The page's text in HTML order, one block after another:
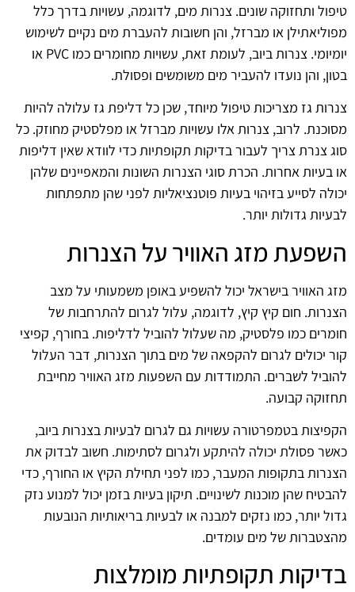
טיפול ותחזוקה שונים. צנרות מים, לדוגמה, עשויות בדרך כלל
מפוליאתילן או מברזל, והן חשובות להעברת מים נקיים לשימוש
יומיומי. צנרות ביוב, לעומת זאת, עשויות מחומרים כמו PVC או
בטון, והן נועדו להעביר מים משומשים ופסולת.
צנרות גז מצריכות טיפול מיוחד, שכן כל דליפת גז עלולה להיות
מסוכנת. לרוב, צנרות אלו עשויות מברזל או מפלסטיק מחוזק. כל
סוג צנרת צריך לעבור בדיקות תקופתיות כדי לוודא שאין דליפות
או בעיות אחרות. הכרת סוגי הצנרות השונות והמאפיינים שלהן
יכולה לסייע בזיהוי בעיות פוטנציאליות לפני שהן מתפתחות
לבעיות גדולות יותר.
השפעת מזג האוויר על הצנרות
מזג האוויר בישראל יכול להשפיע באופן משמעותי על מצב
הצנרות. חום קיץ קיץ, לדוגמה, עלול לגרום להתרחבות של
חומרים כמו פלסטיק, מה שעלול להוביל לדליפות. בחורף, קפיצי
קור יכולים לגרום להקפאה של מים בתוך הצנרות, דבר העלול
להוביל לשברים. התמודדות עם השפעות מזג האוויר מחייבת
תחזוקה קבועה.
הקפיצות בטמפרטורה עשויות גם לגרום לבעיות בצנרות ביוב,
כאשר פסולת יכולה להיתקע ולגרום לסתימות. חשוב לבדוק את
הצנרות בתקופות המעבר, כמו לפני תחילת הקיץ או החורף, כדי
להבטיח שהן מוכנות לשינויים. תיקון בעיות בזמן יכול למנוע נזק
גדול יותר, כמו נזקים למבנה או לבעיות בריאותיות הנובעות
מהצטברות של מים עומדים.
בדיקות תקופתיות מומלצות